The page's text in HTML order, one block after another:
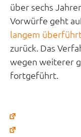
über sechs
Vorwürfe geht
langem
zurück. Das
wegen weiterer
fortgeführt.